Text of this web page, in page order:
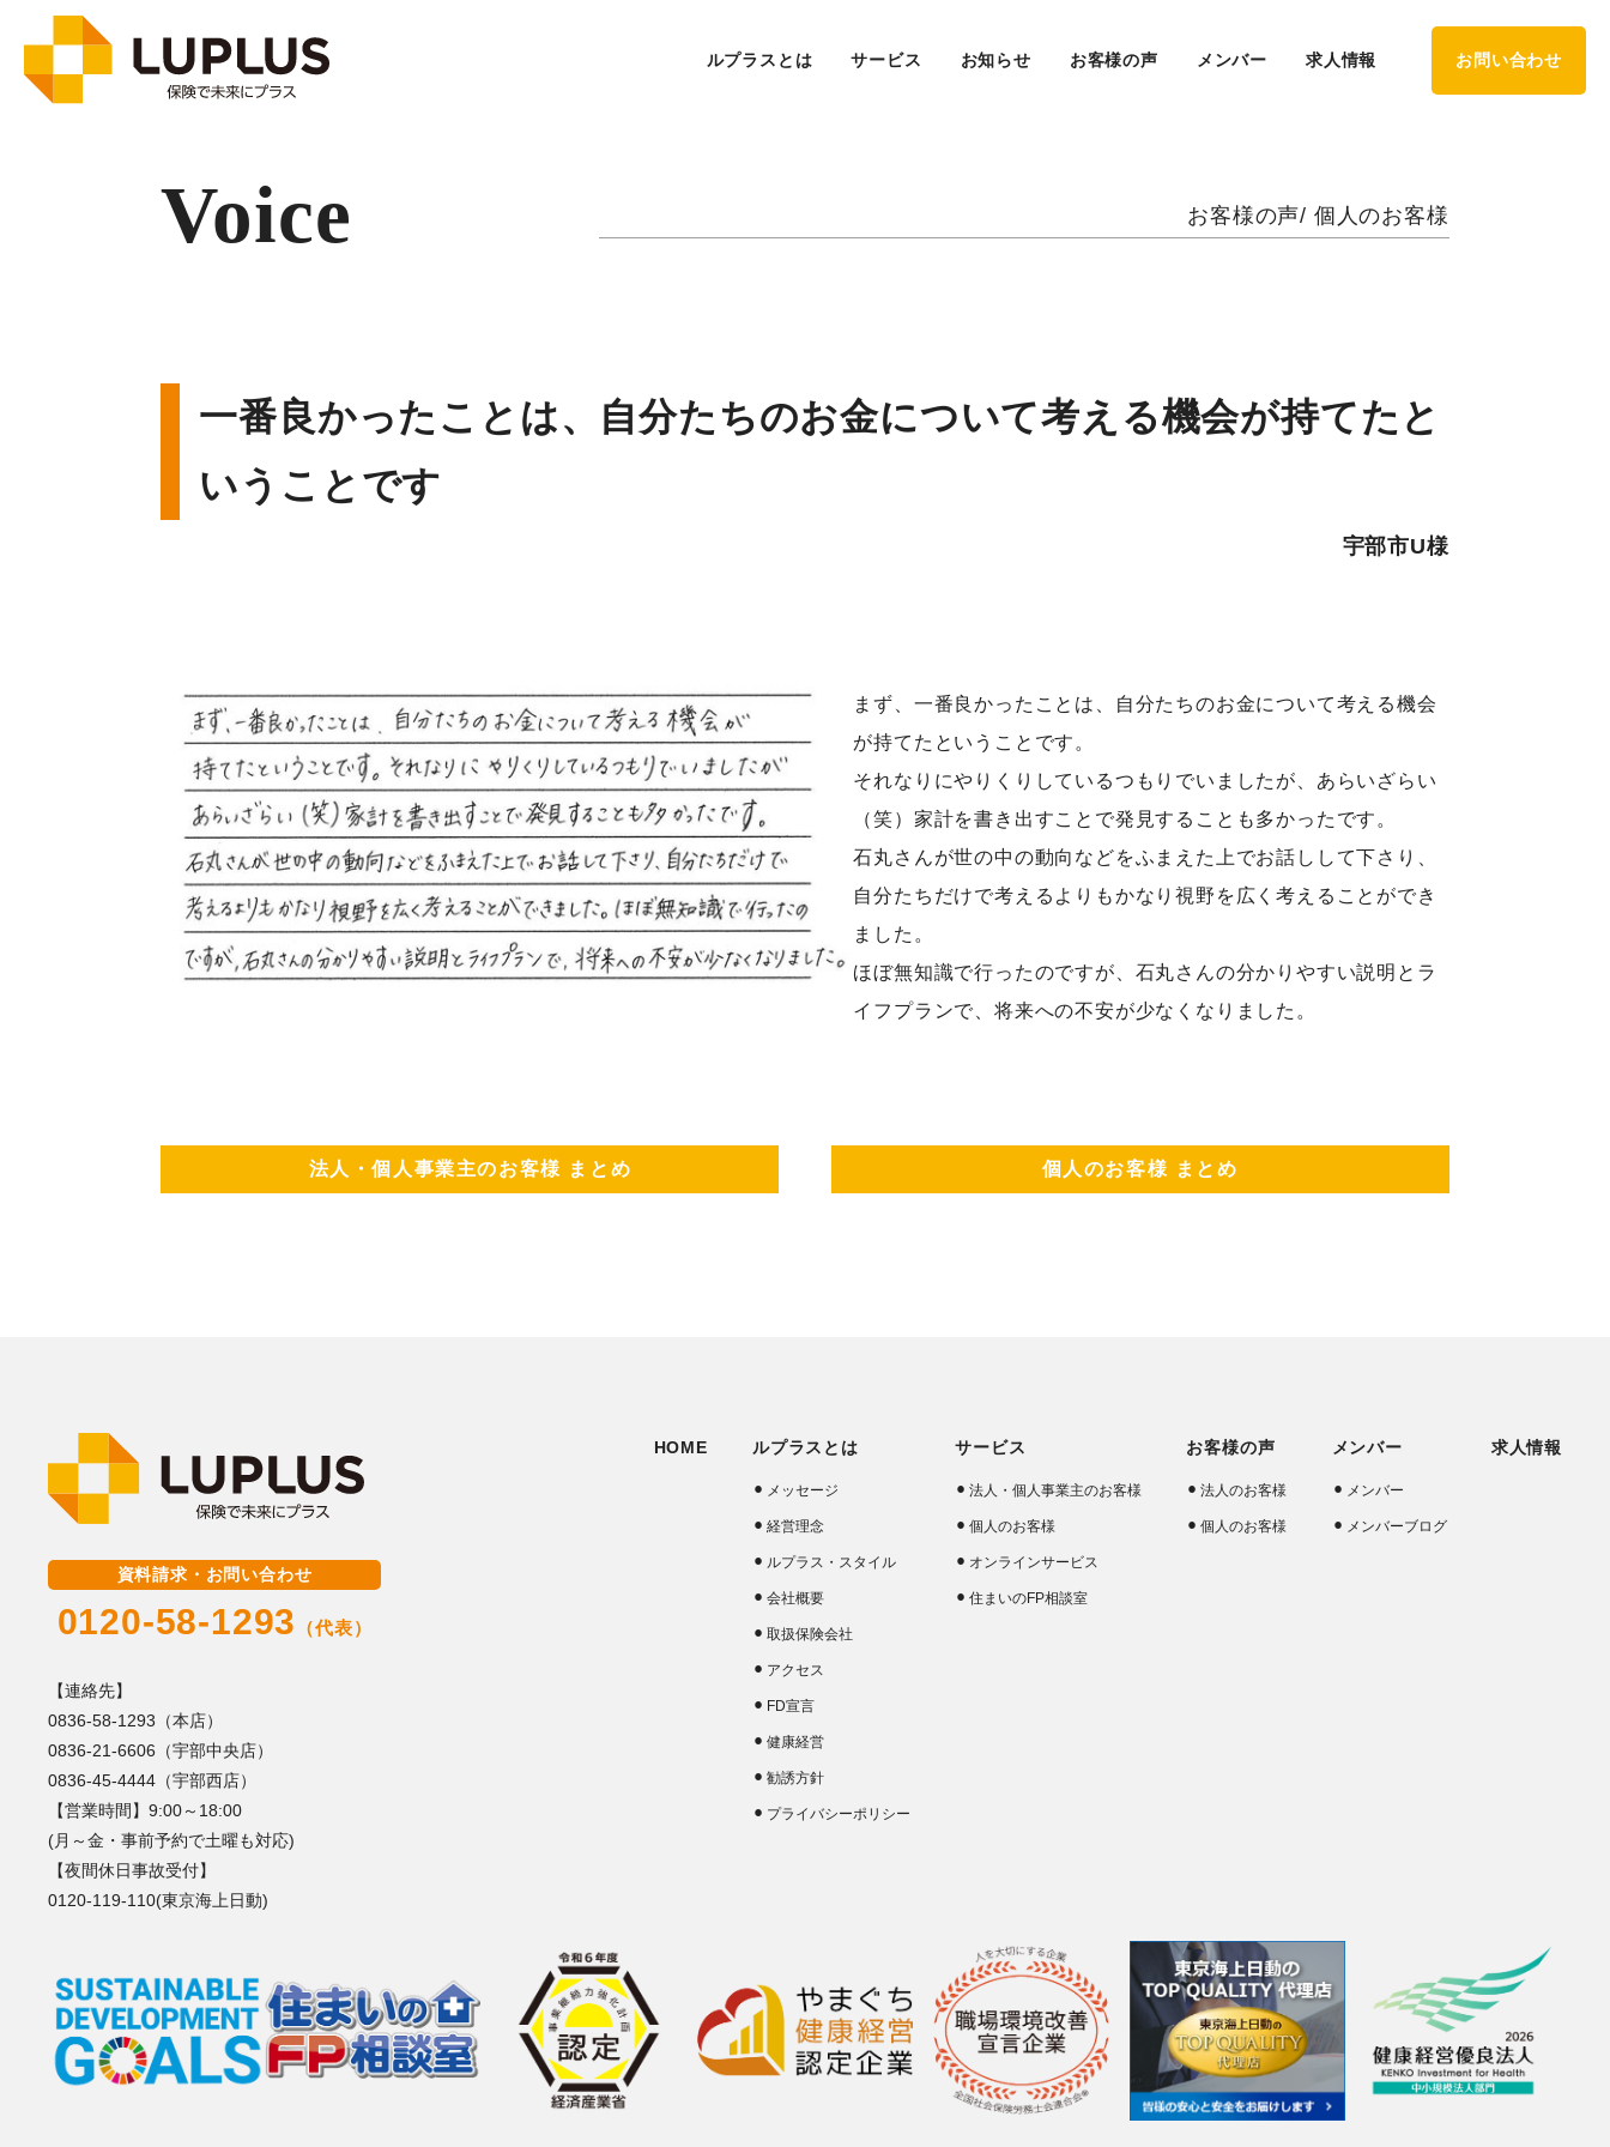
ルプラスとは サービス お知らせ お客様の声 メンバー 求人情報 お問い合わせ
Voice お客様の声/ 個人のお客様
一番良かったことは、自分たちのお金について考える機会が持てたと
いうことです
宇部市U様
まず、一番良かったことは、自分たちのお金について考える機会
が持てたということです。
それなりにやりくりしているつもりでいましたが、あらいざらい
（笑）家計を書き出すことで発見することも多かったです。
石丸さんが世の中の動向などをふまえた上でお話しして下さり、
自分たちだけで考えるよりもかなり視野を広く考えることができ
ました。
ほぼ無知識で行ったのですが、石丸さんの分かりやすい説明とラ
イフプランで、将来への不安が少なくなりました。
法人・個人事業主のお客様 まとめ 個人のお客様 まとめ
資料請求・お問い合わせ
0120-58-1293 （代表）
【連絡先】
0836-58-1293（本店）
0836-21-6606（宇部中央店）
0836-45-4444（宇部西店）
【営業時間】9:00～18:00
(月～金・事前予約で土曜も対応)
【夜間休日事故受付】
0120-119-110(東京海上日動)
HOME ルプラスとは
メッセージ
経営理念
ルプラス・スタイル
会社概要
取扱保険会社
アクセス
FD宣言
健康経営
勧誘方針
プライバシーポリシー
サービス
法人・個人事業主のお客様
個人のお客様
オンラインサービス
住まいのFP相談室
お客様の声
法人のお客様
個人のお客様
メンバー
メンバー
メンバーブログ
求人情報